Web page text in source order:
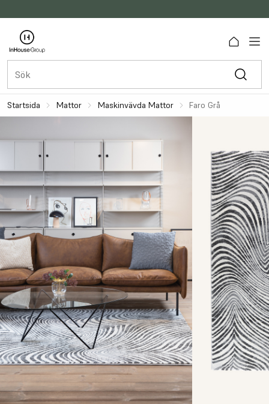
Startsida Mattor Maskinvävda Mattor Faro Grå